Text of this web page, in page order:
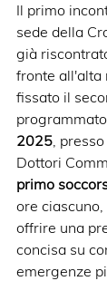
Il primo
sede della
già
fronte all'alta
fissato il
2025,
Dottori
primo
ore
offrire una
concisa su
emergenze